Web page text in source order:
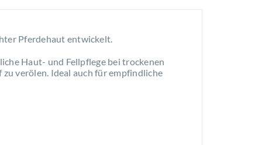
Pferdehaut entwickelt.
Haut- und Fellpflege bei trockenen
verölen. Ideal auch für empfindliche